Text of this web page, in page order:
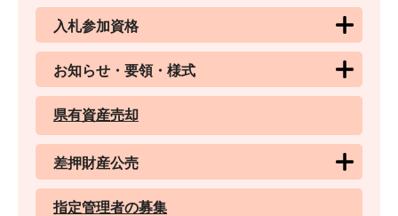
入札参加資格
お知らせ・要領・様式
県有資産売却
差押財産公売
指定管理者の募集